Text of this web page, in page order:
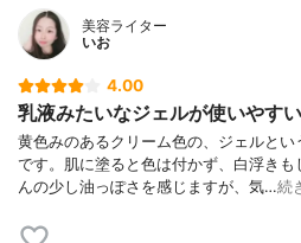
美容ライター
いお
4.00
乳液みたいなジェルが使いやすい
黄色みのあるクリーム色の、ジェルと
です。肌に塗ると色は付かず、白浮き
んの少し油っぽさを感じますが、気…続